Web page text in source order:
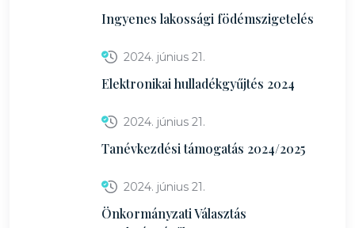
Ingyenes lakossági födémszigetelés
2024. június 21.
Elektronikai hulladékgyűjtés 2024
2024. június 21.
Tanévkezdési támogatás 2024/2025
2024. június 21.
Önkormányzati Választás